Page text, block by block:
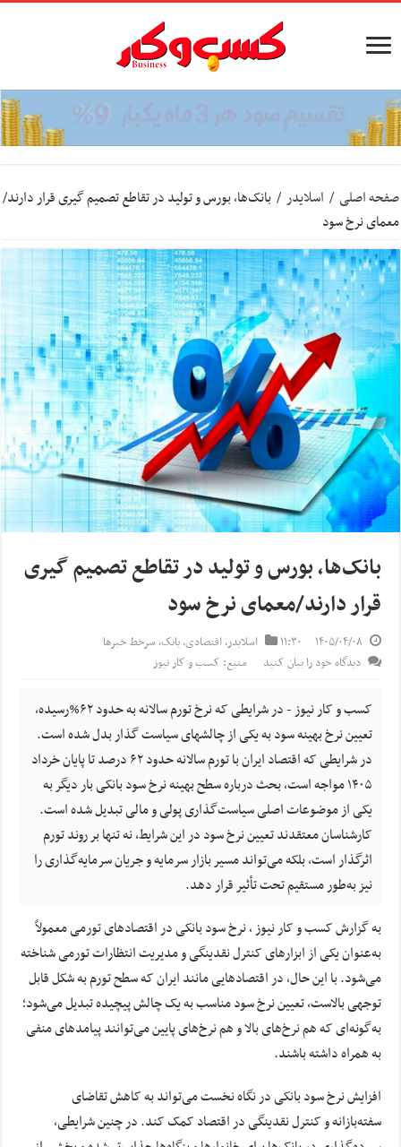
صفحه اصلی / اسلایدر / بانک‌ها، بورس و تولید در تقاطع تصمیم گیری قرار دارند/
معمای نرخ سود
بانک‌ها، بورس و تولید در تقاطع تصمیم گیری
قرار دارند/معمای نرخ سود
۱۴۰۵/۰۴/۰۸ ۱۱:۳۰ اسلایدر,اقتصادی,بانک,سرخط خبرها
دیدگاه خود را بیان کنید
منبع: کسب و کار نیوز
کسب و کار نیوز - در شرایطی که نرخ تورم سالانه به حدود ۶۲%رسیده،
تعیین نرخ بهینه سود به یکی از چالشهای سیاست گذار بدل شده است.
در شرایطی که اقتصاد ایران با تورم سالانه حدود ۶۲ درصد تا پایان خرداد
۱۴۰۵ مواجه است، بحث درباره سطح بهینه نرخ سود بانکی بار دیگر به
یکی از موضوعات اصلی سیاست‌گذاری پولی و مالی تبدیل شده است.
کارشناسان معتقدند تعیین نرخ سود در این شرایط، نه تنها بر روند تورم
اثرگذار است، بلکه می‌تواند مسیر بازار سرمایه و جریان سرمایه‌گذاری را
نیز به‌طور مستقیم تحت تأثیر قرار دهد.
به گزارش کسب و کار نیوز ، نرخ سود بانکی در اقتصادهای تورمی معمولاً
به‌عنوان یکی از ابزارهای کنترل نقدینگی و مدیریت انتظارات تورمی شناخته
می‌شود. با این حال، در اقتصادهایی مانند ایران که سطح تورم به شکل قابل
توجهی بالاست، تعیین نرخ سود مناسب به یک چالش پیچیده تبدیل می‌شود؛
به‌گونه‌ای که هم نرخ‌های بالا و هم نرخ‌های پایین می‌توانند پیامدهای منفی
به همراه داشته باشند.
افزایش نرخ سود بانکی در نگاه نخست می‌تواند به کاهش تقاضای
سفته‌بازانه و کنترل نقدینگی در اقتصاد کمک کند. در چنین شرایطی،